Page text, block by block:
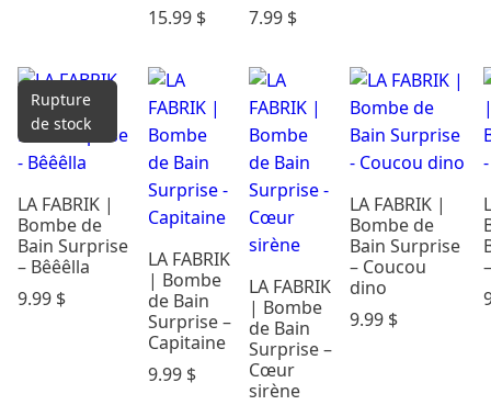
15.99 $
7.99 $
Rupture
de stock
LA FABRIK |
Bombe de
Bain Surprise
– Bêêêlla
9.99 $
LA FABRIK
| Bombe
de Bain
Surprise –
Capitaine
9.99 $
LA FABRIK
| Bombe
de Bain
Surprise –
Cœur
sirène
LA FABRIK |
Bombe de
Bain Surprise
– Coucou
dino
9.99 $